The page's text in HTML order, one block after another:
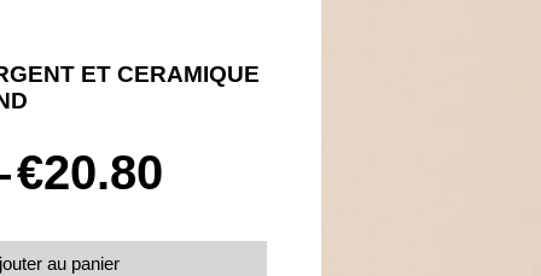
ET CERAMIQUE
Prix
original
€20.80
promotionnel
au panier